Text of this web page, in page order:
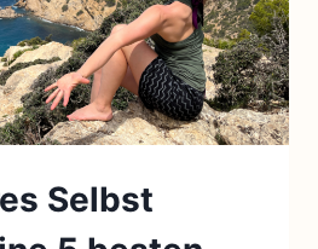
Selbst